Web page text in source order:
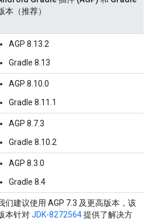
本（推荐）
AGP 8.13.2
Gradle 8.13
AGP 8.10.0
Gradle 8.11.1
AGP 8.7.3
Gradle 8.10.2
AGP 8.3.0
Gradle 8.4
们建议使用 AGP 7.3 及更高版本，该
本针对JDK-8272564提供了解决方